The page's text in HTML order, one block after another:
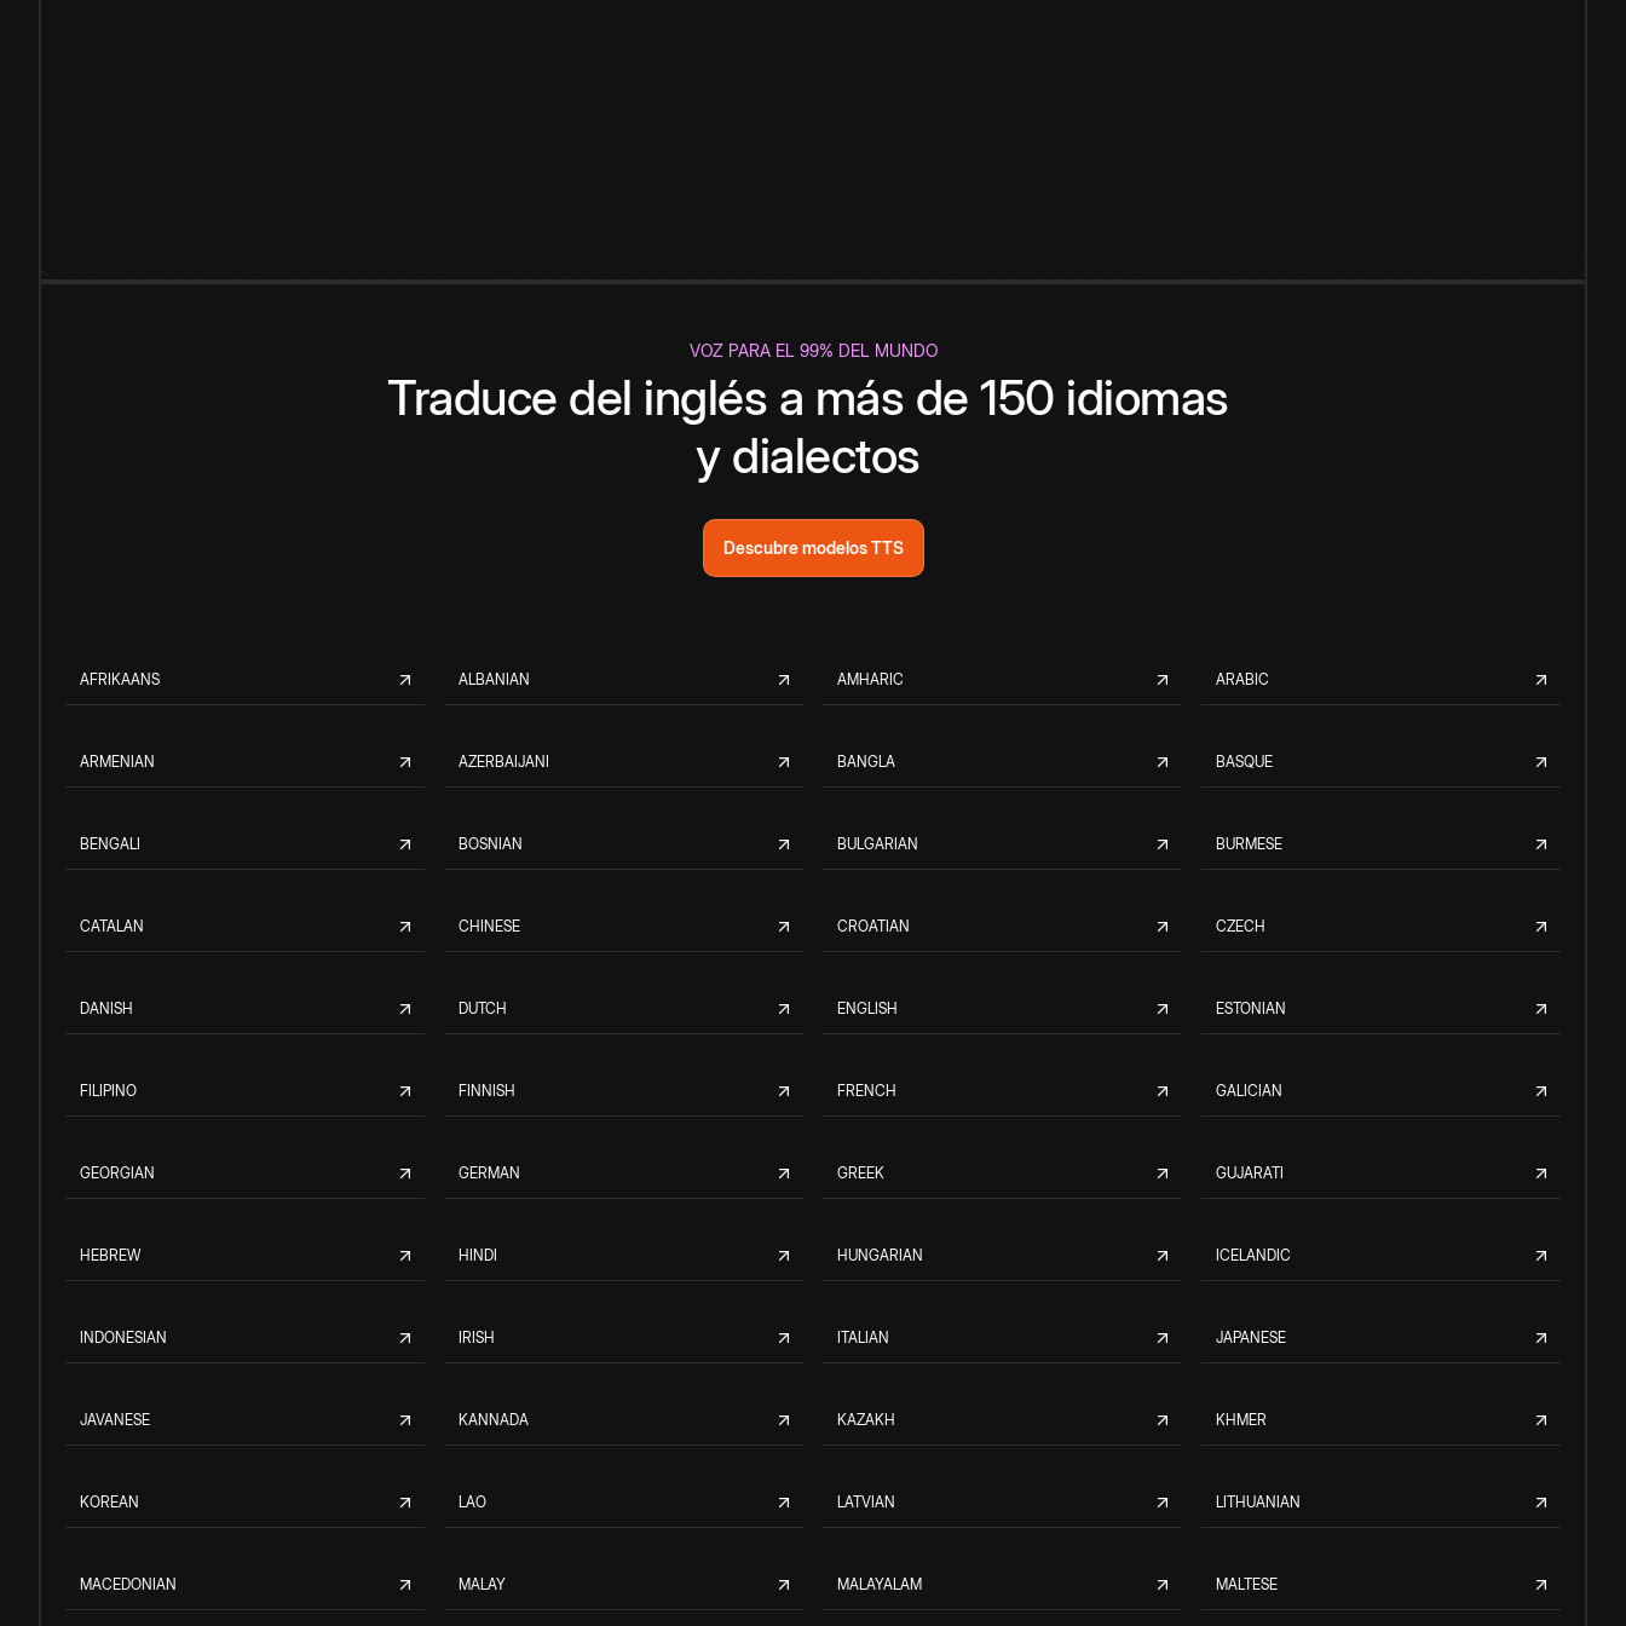
VOZ PARA EL 99% DEL MUNDO
Traduce del inglés a más de 150 idiomas
y dialectos
Descubre modelos TTS
AFRIKAANS ALBANIAN AMHARIC ARABIC
ARMENIAN AZERBAIJANI BANGLA BASQUE
BENGALI BOSNIAN BULGARIAN BURMESE
CATALAN CHINESE CROATIAN CZECH
DANISH DUTCH ENGLISH ESTONIAN
FILIPINO FINNISH FRENCH GALICIAN
GEORGIAN GERMAN GREEK GUJARATI
HEBREW HINDI HUNGARIAN ICELANDIC
INDONESIAN IRISH ITALIAN JAPANESE
JAVANESE KANNADA KAZAKH KHMER
KOREAN LAO LATVIAN LITHUANIAN
MACEDONIAN MALAY MALAYALAM MALTESE